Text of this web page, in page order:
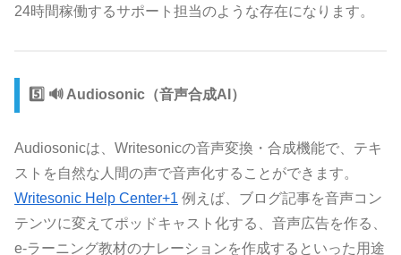
24時間稼働するサポート担当のような存在になります。
5️⃣ 🔊 Audiosonic（音声合成AI）
Audiosonicは、Writesonicの音声変換・合成機能で、テキ
ストを自然な人間の声で音声化することができます。
Writesonic Help Center+1 例えば、ブログ記事を音声コン
テンツに変えてポッドキャスト化する、音声広告を作る、
e-ラーニング教材のナレーションを作成するといった用途